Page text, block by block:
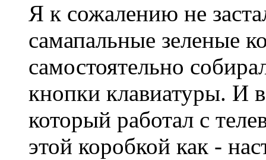
Я к сожалению не
самапальные зеленые
самостоятельно
кнопки клавиатуры. И
который работал с
этой коробкой как -